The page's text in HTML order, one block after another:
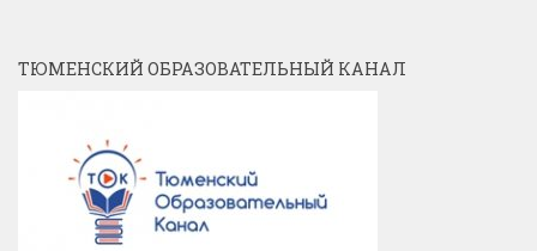
ТЮМЕНСКИЙ ОБРАЗОВАТЕЛЬНЫЙ КАНАЛ